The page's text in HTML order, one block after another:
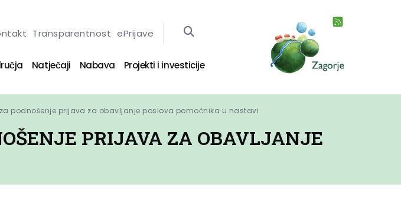
Transparentnost ePrijave
Natječaji Nabava Projekti i investicije
podnošenje prijava za obavljanje poslova pomoćnika u nastavi
PRIJAVA ZA OBAVLJANJE